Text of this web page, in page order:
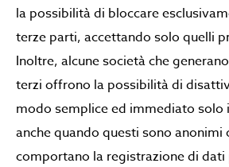
la possibilità di bloccare
terze parti, accettando solo quelli
Inoltre, alcune società che
terzi offrono la possibilità di
modo semplice ed immediato solo
anche quando questi sono anonimi
comportano la registrazione di dati